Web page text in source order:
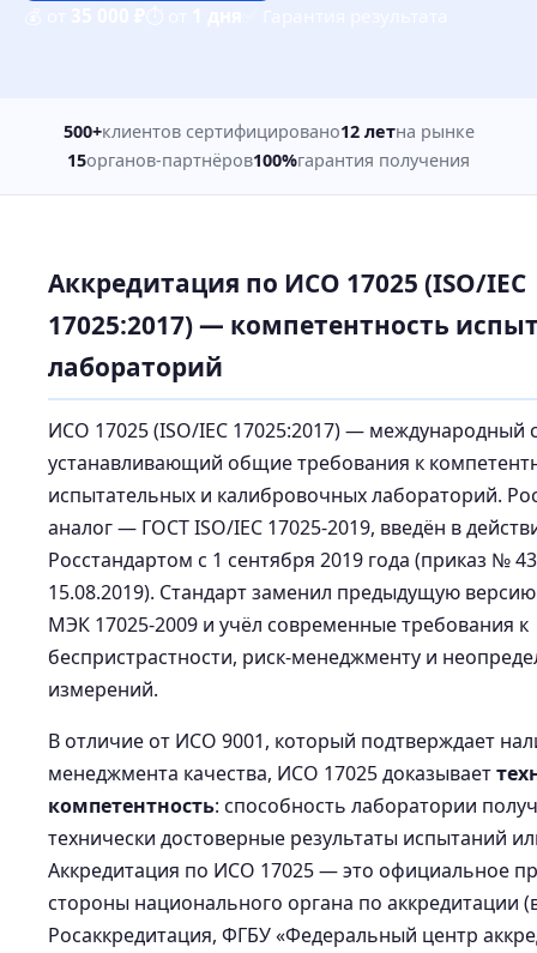
500+клиентов сертифицировано12 летна рынке
15органов-партнёров100%гарантия получения
Аккредитация по ИСО 17025 (ISO/IEC
17025:2017) — компетентность
лабораторий
ИСО 17025 (ISO/IEC 17025:2017) — международный
устанавливающий общие требования к
испытательных и калибровочных лабораторий.
аналог — ГОСТ ISO/IEC 17025-2019, введён в
Росстандартом с 1 сентября 2019 года (приказ №
15.08.2019). Стандарт заменил предыдущую
МЭК 17025-2009 и учёл современные требования к
беспристрастности, риск-менеджменту и
измерений.
В отличие от ИСО 9001, который подтверждает
менеджмента качества, ИСО 17025 доказывает
компетентность: способность лаборатории
технически достоверные результаты испытаний
Аккредитация по ИСО 17025 — это официальное
стороны национального органа по аккредитации
Росаккредитация, ФГБУ «Федеральный центр